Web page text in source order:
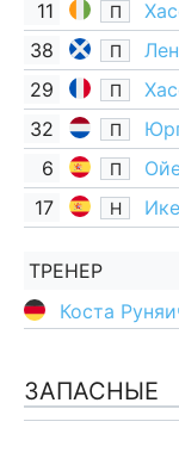
11 П
38
П
29
П
32
П
6 П
17 Н
ТРЕНЕР
Коста
ЗАПАСНЫЕ